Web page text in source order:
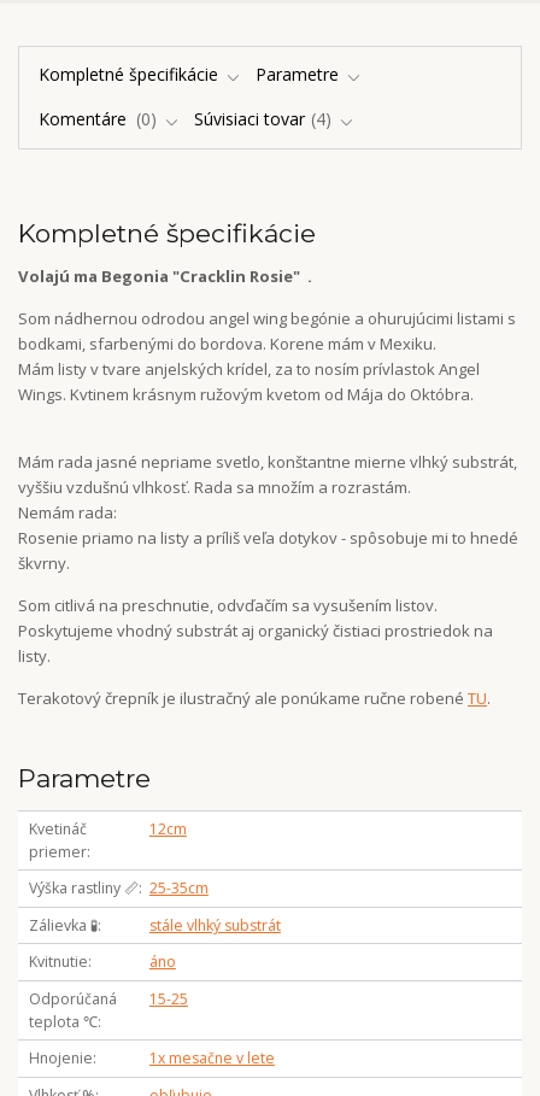
Kompletné špecifikácie
Parametre
Komentáre
0 Súvisiaci tovar 4
Kompletné špecifikácie
Volajú ma Begonia "Cracklin Rosie" .
Som nádhernou odrodou angel wing begónie a ohurujúcimi listami s
bodkami, sfarbenými do bordova. Korene mám v Mexiku.
Mám listy v tvare anjelských krídel, za to nosím prívlastok Angel
Wings. Kvtinem krásnym ružovým kvetom od Mája do Októbra.
Mám rada jasné nepriame svetlo, konštantne mierne vlhký substrát,
vyššiu vzdušnú vlhkosť. Rada sa množím a rozrastám.
Nemám rada:
Rosenie priamo na listy a príliš veľa dotykov - spôsobuje mi to hnedé
škvrny.
Som citlivá na preschnutie, odvďačím sa vysušením listov.
Poskytujeme vhodný substrát aj organický čistiaci prostriedok na
listy.
Terakotový črepník je ilustračný ale ponúkame ručne robené TU.
Parametre
Kvetináč
priemer
12cm
Výška rastliny 📏 25-35cm
Zálievka 🧪
stále vlhký substrát
Kvitnutie
áno
Odporúčaná
teplota ℃
15-25
Hnojenie
1x mesačne v lete